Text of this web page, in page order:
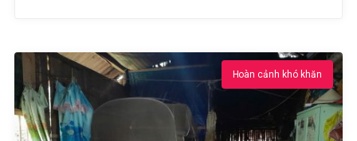
Hoàn cảnh khó khăn